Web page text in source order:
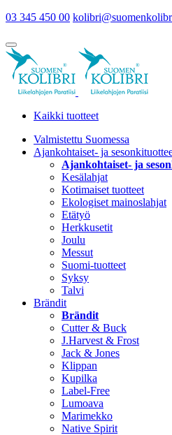
03 345 450 00
Kaikki tuotteet
Valmistettu Suomessa
Ajankohtaiset- ja
Ajankohtaiset- ja
Kesälahjat
Kotimaiset tuotteet
Ekologiset mainoslahjat
Etätyö
Herkkusetit
Joulu
Messut
Suomi-tuotteet
Syksy
Talvi
Brändit
Brändit
Cutter & Buck
J.Harvest & Frost
Jack & Jones
Klippan
Kupilka
Label-Free
Lumoava
Marimekko
Native Spirit